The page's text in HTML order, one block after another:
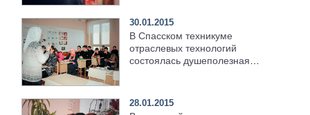
30.01.2015
В Спасском техникуме
отраслевых технологий
состоялась душеполезная
28.01.2015